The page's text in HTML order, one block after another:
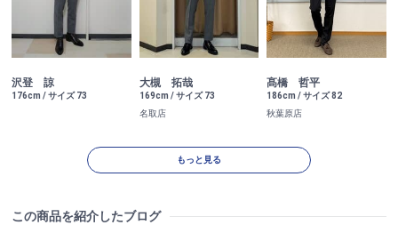
沢登 諒
176cm / サイズ 73
大槻 拓哉
169cm / サイズ 73
名取店
髙橋 哲平
186cm / サイズ 82
秋葉原店
もっと見る
この商品を紹介したブログ